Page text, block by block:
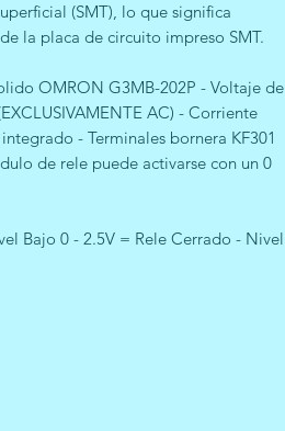
(SMT), lo que significa
la placa de circuito impreso SMT.
OMRON G3MB-202P - Voltaje de
AC) - Corriente
- Terminales bornera KF301
de rele puede activarse con un 0
Bajo 0 - 2.5V = Rele Cerrado - Nivel